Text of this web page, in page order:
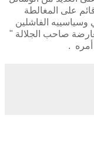
على المغالطة
وسياسييه الفاشلين
صاحب الجلالة "
أمره .